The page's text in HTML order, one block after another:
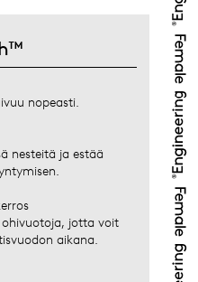
nopeasti.
nesteitä ja estää
jotta voit
aikana.